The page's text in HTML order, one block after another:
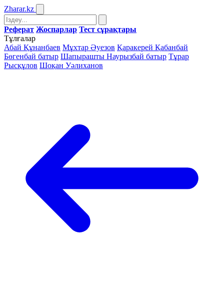
Zharar.kz
Реферат Жоспарлар Тест сұрақтары
Тұлғалар
Абай Құнанбаев Мұхтар Әуезов Қаракерей Қабанбай
Бөгенбай батыр Шапырашты Наурызбай батыр Тұрар
Рысқұлов Шоқан Уәлиханов